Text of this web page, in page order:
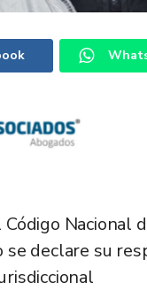
Nacional
se declare su